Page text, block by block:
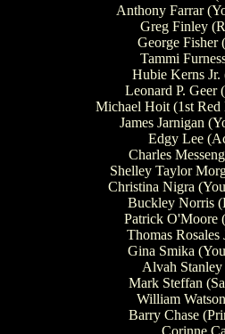
Anthony Farrar
Greg Finley
George Fisher
Tammi
Hubie Kerns Jr.
Leonard P. Geer
Michael Hoit (1st Red
James Jarnigan
Edgy Lee
Charles
Shelley Taylor
Christina Nigra
Buckley Norris
Patrick O'Moore
Thomas Rosales
Gina Smika
Alvah Stanley
Mark Steffan
William
Barry Chase
Corinne